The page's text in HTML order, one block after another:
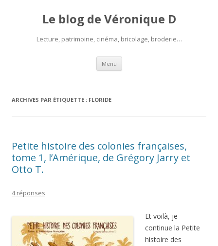
Le blog de Véronique D
Lecture, patrimoine, cinéma, bricolage, broderie…
Menu Aller
contenu
ARCHIVES PAR ÉTIQUETTE : FLORIDE
Petite histoire des colonies françaises,
tome 1, l’Amérique, de Grégory Jarry et
Otto T.
4 réponses
Et voilà, je
continue la Petite
histoire des